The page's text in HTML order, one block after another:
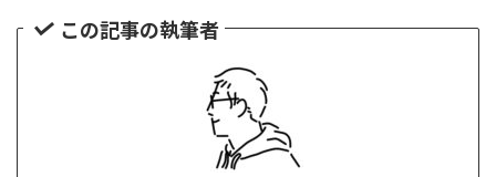
この記事の執筆者